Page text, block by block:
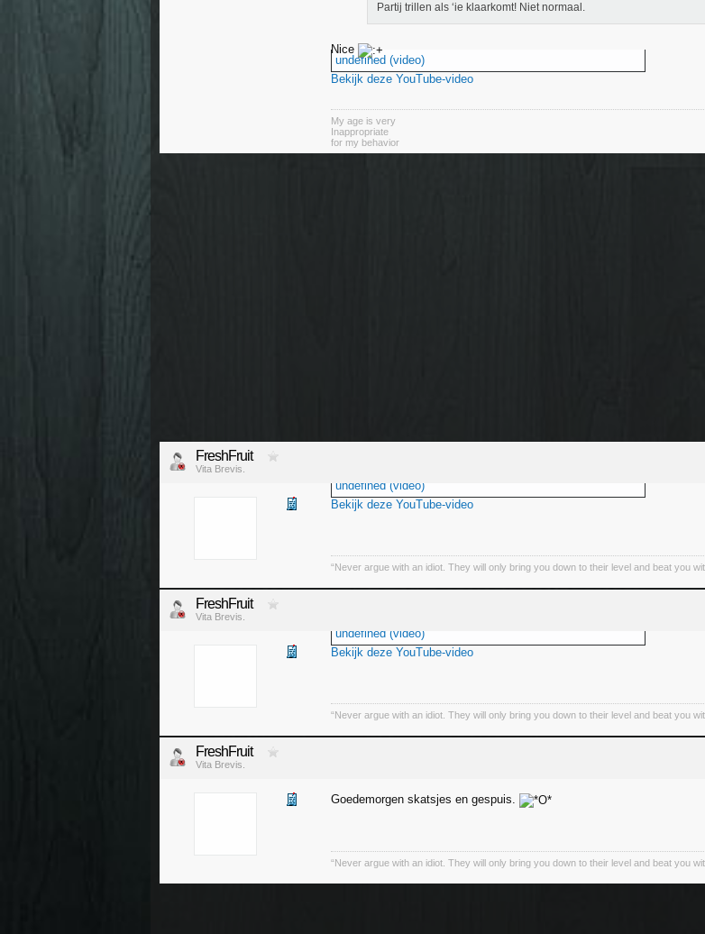
Partij trillen als ‘ie klaarkomt! Niet normaal.
Nice
undefined (video)
Bekijk deze YouTube-video
My age is very
Inappropriate
for my behavior
FreshFruit
Vita Brevis.
undefined (video)
Bekijk deze YouTube-video
“Never argue with an idiot. They will only bring you down to their level and beat you
FreshFruit
Vita Brevis.
undefined (video)
Bekijk deze YouTube-video
“Never argue with an idiot. They will only bring you down to their level and beat you
FreshFruit
Vita Brevis.
Goedemorgen skatsjes en gespuis.
“Never argue with an idiot. They will only bring you down to their level and beat you